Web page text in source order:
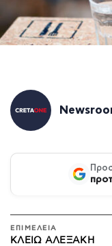
ΕΠΙΜΕΛΕΙΑ
ΚΛΕΙΏ ΑΛΕΞΆΚΗ